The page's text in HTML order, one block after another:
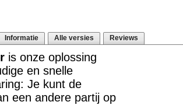
Informatie Alle versies Reviews
is onze oplossing
en snelle
Je kunt de
een andere partij op